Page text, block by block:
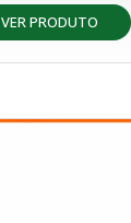
VER PRODUTO